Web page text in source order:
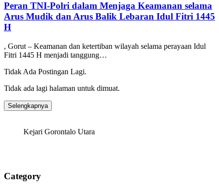
Peran TNI-Polri dalam Menjaga Keamanan selama
Arus Mudik dan Arus Balik Lebaran Idul Fitri 1445
H
, Gorut – Keamanan dan ketertiban wilayah selama perayaan Idul
Fitri 1445 H menjadi tanggung…
Tidak Ada Postingan Lagi.
Tidak ada lagi halaman untuk dimuat.
Selengkapnya
Kejari Gorontalo Utara
Category